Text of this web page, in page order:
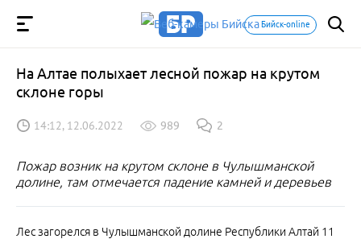
Бийск-online
На Алтае полыхает лесной пожар на крутом
склоне горы
14:12, 12.06.2022 989 2
Пожар возник на крутом склоне в Чулышманской
долине, там отмечается падение камней и деревьев
Лес загорелся в Чулышманской долине Республики Алтай 11